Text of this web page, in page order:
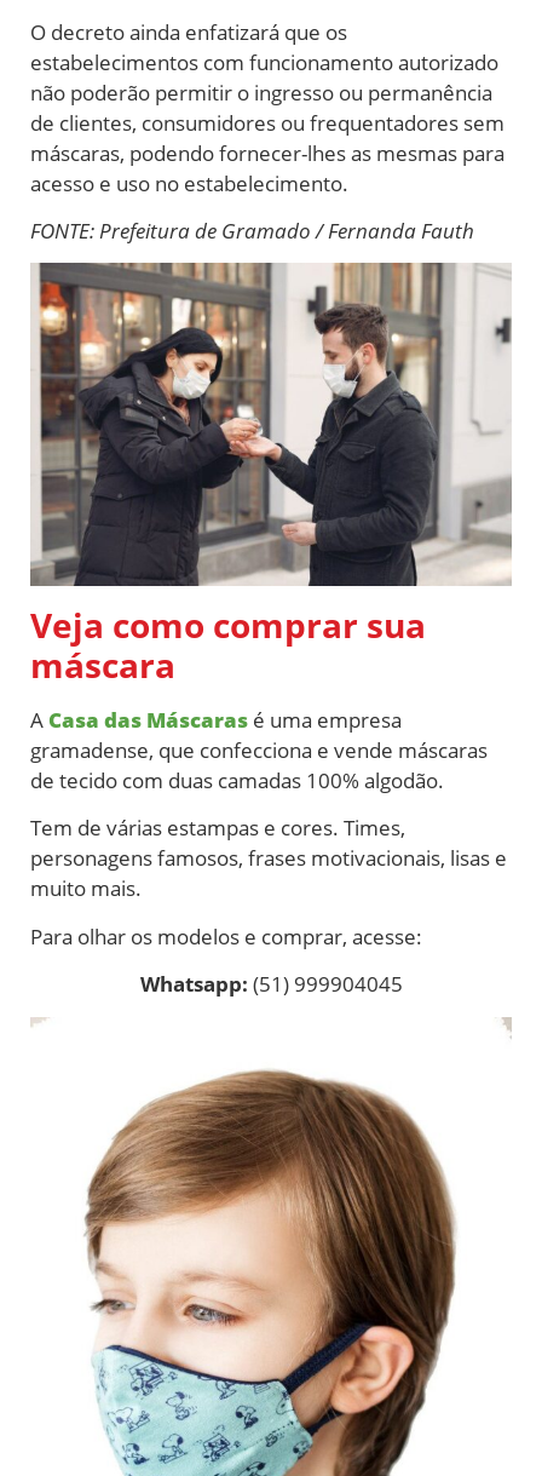
O decreto ainda enfatizará que os
estabelecimentos com funcionamento autorizado
não poderão permitir o ingresso ou permanência
de clientes, consumidores ou frequentadores sem
máscaras, podendo fornecer-lhes as mesmas para
acesso e uso no estabelecimento.
FONTE: Prefeitura de Gramado / Fernanda Fauth
Veja como comprar sua
máscara
A Casa das Máscaras é uma empresa
gramadense, que confecciona e vende máscaras
de tecido com duas camadas 100% algodão.
Tem de várias estampas e cores. Times,
personagens famosos, frases motivacionais, lisas e
muito mais.
Para olhar os modelos e comprar, acesse:
Whatsapp: (51) 999904045